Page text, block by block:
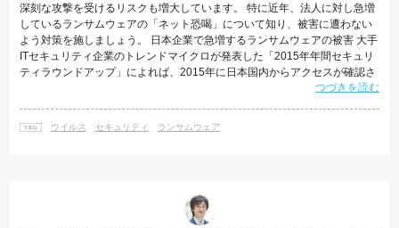
深刻な攻撃を受けるリスクも増大しています。 特に近年、法人に対し急増
しているランサムウェアの「ネット恐喝」について知り、被害に遭わない
よう対策を施しましょう。 日本企業で急増するランサムウェアの被害 大手
ITセキュリティ企業のトレンドマイクロが発表した「2015年年間セキュリ
ティラウンドアップ」によれば、2015年に日本国内からアクセスが確認さ
れた、脆弱性攻撃サイト経由で侵入する不正プログラムのうち、実に7割以
銀行詐欺ツール」の2つが76%を占めています。 このうち、一般企業にと
つづきを読む
ウイルス セキュリティ ランサムウェア